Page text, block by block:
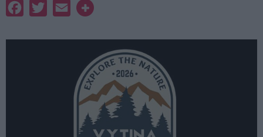
FacebookTwitterEmail